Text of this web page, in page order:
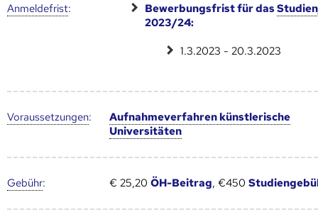
Anmelde­frist: Bewerbungsfrist für das
2023/24:
1.3.2023 - 20.3.2023
Voraus­setzungen:
Aufnahmeverfahren künstlerische
Universitäten
Gebühr: € 25,20ÖH-Beitrag, €450